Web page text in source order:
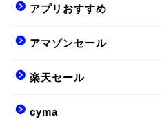
アプリおすすめ
アマゾンセール
楽天セール
cyma